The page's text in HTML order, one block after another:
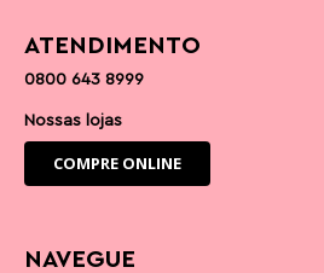
NAVEGUE
ATENDIMENTO
0800 643 8999
Nossas lojas
COMPRE ONLINE